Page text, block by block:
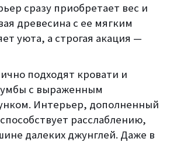
сразу приобретает вес и
древесина с ее мягким
уюта, а строгая акация —
подходят кровати и
с выраженным
Интерьер, дополненный
расслаблению,
далеких джунглей. Даже в